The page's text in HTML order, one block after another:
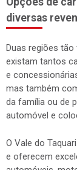
diversas
Duas regiões
existam tantos
e
mas também
da família ou de
automóvel e
O Vale do
e oferecem